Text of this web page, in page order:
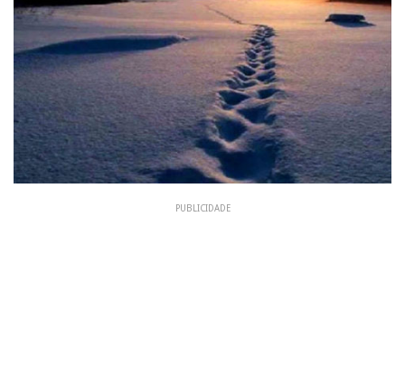
PUBLICIDADE